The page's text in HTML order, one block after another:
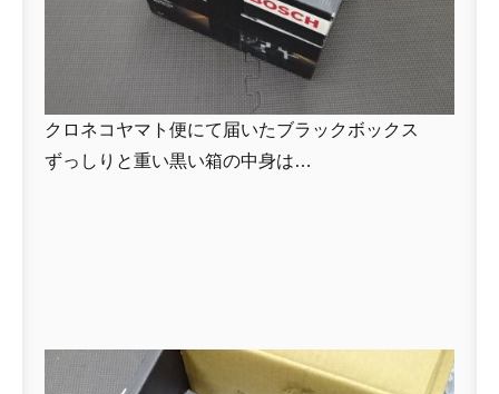
クロネコヤマト便にて届いたブラックボックス
ずっしりと重い黒い箱の中身は…